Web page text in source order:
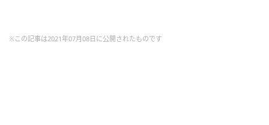
※この記事は2021年07月08日に公開されたものです